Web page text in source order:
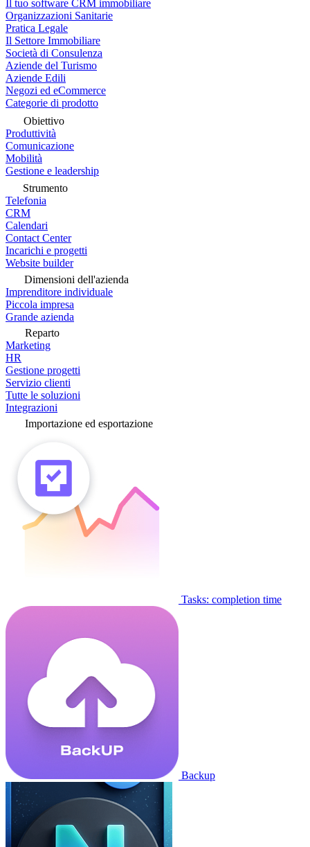
Il tuo software CRM immobiliare
Organizzazioni Sanitarie
Pratica Legale
Il Settore Immobiliare
Società di Consulenza
Aziende del Turismo
Aziende Edili
Negozi ed eCommerce
Categorie di prodotto
Obiettivo
Produttività
Comunicazione
Mobilità
Gestione e leadership
Strumento
Telefonia
CRM
Calendari
Contact Center
Incarichi e progetti
Website builder
Dimensioni dell'azienda
Imprenditore individuale
Piccola impresa
Grande azienda
Reparto
Marketing
HR
Gestione progetti
Servizio clienti
Tutte le soluzioni
Integrazioni
Importazione ed esportazione
Tasks: completion time
Backup